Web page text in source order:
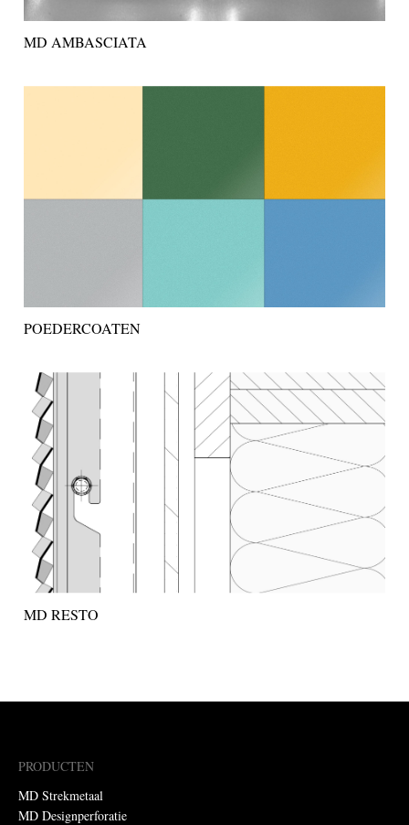
MD AMBASCIATA
POEDERCOATEN
MD RESTO
PRODUCTEN
MD Strekmetaal
MD Designperforatie